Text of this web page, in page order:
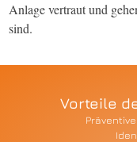
Anlage vertraut und
sind.
Vorteile